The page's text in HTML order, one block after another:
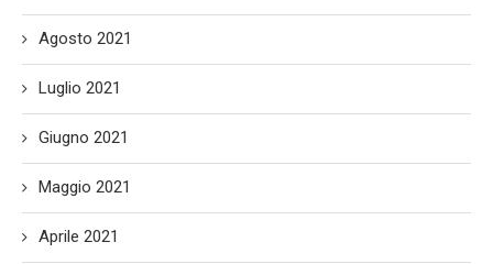
Agosto 2021
Luglio 2021
Giugno 2021
Maggio 2021
Aprile 2021